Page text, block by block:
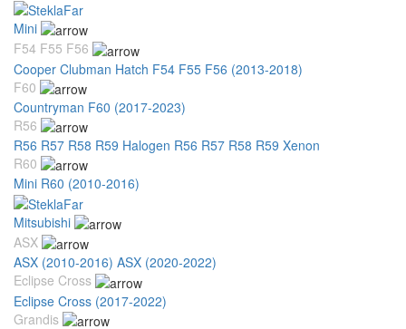
Mini
F54 F55 F56
Cooper Clubman Hatch F54 F55 F56 (2013-2018)
F60
Countryman F60 (2017-2023)
R56
R56 R57 R58 R59 Halogen R56 R57 R58 R59 Xenon
R60
Mini R60 (2010-2016)
Mitsubishi
ASX
ASX (2010-2016) ASX (2020-2022)
Eclipse Cross
Eclipse Cross (2017-2022)
Grandis